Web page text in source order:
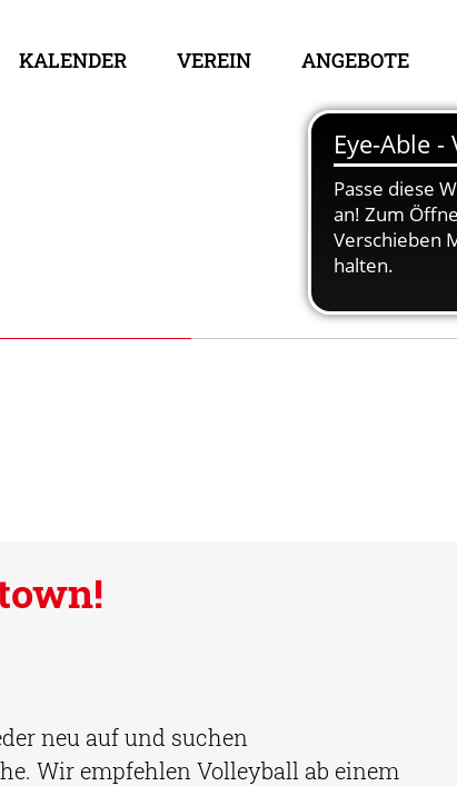
KALENDER VEREIN ANGEBOTE
neu auf und suchen
Wir empfehlen Volleyball ab einem